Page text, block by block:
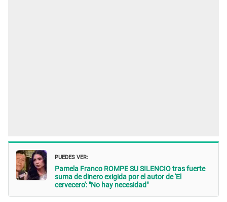
PUEDES VER:
Pamela Franco ROMPE SU SILENCIO tras fuerte
suma de dinero exigida por el autor de 'El
cervecero': "No hay necesidad"